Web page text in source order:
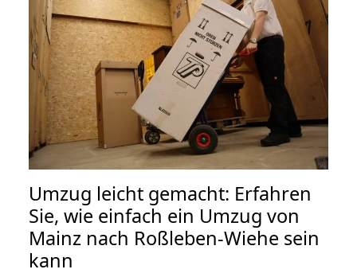
Umzug leicht gemacht: Erfahren
Sie, wie einfach ein Umzug von
Mainz nach Roßleben-Wiehe sein
kann